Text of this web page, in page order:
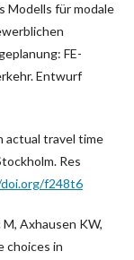
Modells für modale
FE-
Entwurf
actual travel time
Res
f248t6
Axhausen KW,
choices in